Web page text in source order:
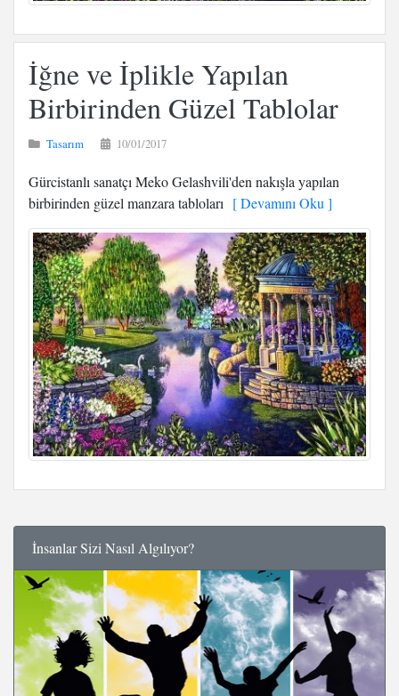
İğne ve İplikle Yapılan
Birbirinden Güzel Tablolar
Tasarım 10/01/2017
Gürcistanlı sanatçı Meko Gelashvili'den nakışla yapılan
birbirinden güzel manzara tabloları [ Devamını Oku ]
İnsanlar Sizi Nasıl Algılıyor?